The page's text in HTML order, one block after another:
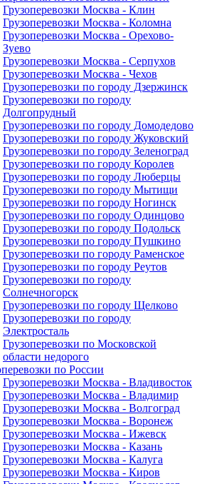
Грузоперевозки Москва - Клин
Грузоперевозки Москва - Коломна
Грузоперевозки Москва - Орехово-
Зуево
Грузоперевозки Москва - Серпухов
Грузоперевозки Москва - Чехов
Грузоперевозки по городу Дзержинск
Грузоперевозки по городу
Долгопрудный
Грузоперевозки по городу Домодедово
Грузоперевозки по городу Жуковский
Грузоперевозки по городу Зеленоград
Грузоперевозки по городу Королев
Грузоперевозки по городу Люберцы
Грузоперевозки по городу Мытищи
Грузоперевозки по городу Ногинск
Грузоперевозки по городу Одинцово
Грузоперевозки по городу Подольск
Грузоперевозки по городу Пушкино
Грузоперевозки по городу Раменское
Грузоперевозки по городу Реутов
Грузоперевозки по городу
Солнечногорск
Грузоперевозки по городу Щелково
Грузоперевозки по городу
Электросталь
Грузоперевозки по Московской
области недорого
по России
Грузоперевозки Москва - Владивосток
Грузоперевозки Москва - Владимир
Грузоперевозки Москва - Волгоград
Грузоперевозки Москва - Воронеж
Грузоперевозки Москва - Ижевск
Грузоперевозки Москва - Казань
Грузоперевозки Москва - Калуга
Грузоперевозки Москва - Киров